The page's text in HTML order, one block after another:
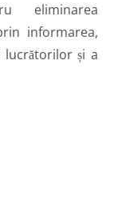
eliminarea
informarea,
și a